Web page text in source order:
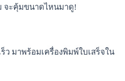
จะคุ้มขนาดไหนมาดู!
ว มาพร้อมเครื่องพิมพ์ใบเสร็จใน